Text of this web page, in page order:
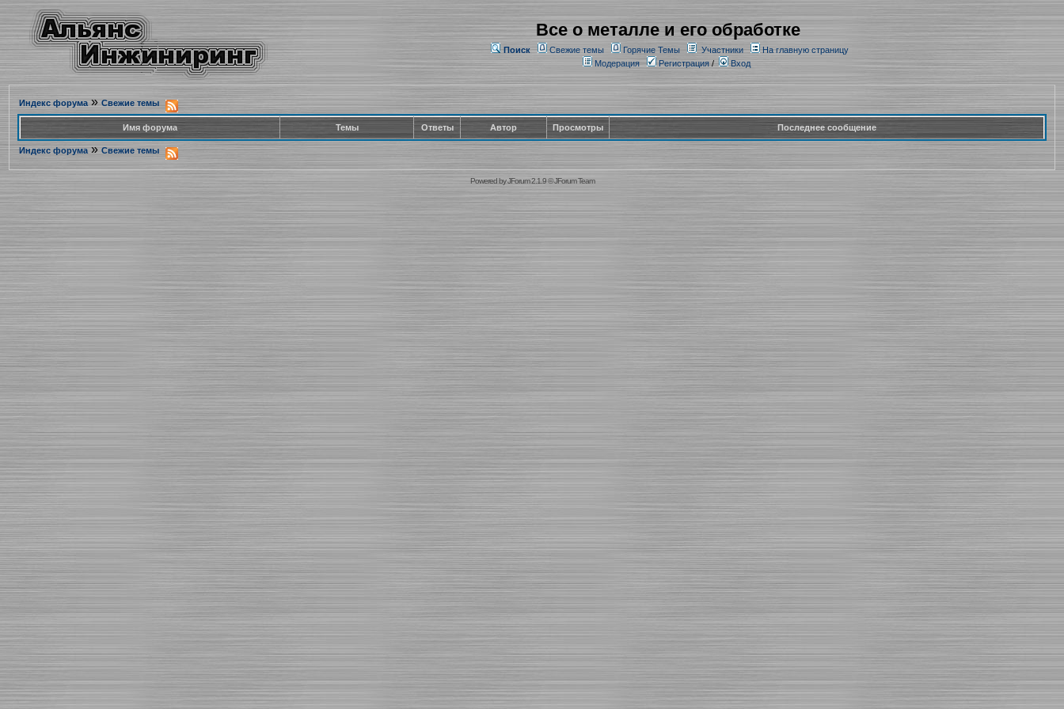
Все о металле и его обработке
Поиск Свежие темы Горячие Темы Участники
На главную страницу
Модерация
Регистрация/ Вход
Индекс форума» Свежие темы
Имя форума Темы Ответы Автор Просмотры Последнее сообщение
Индекс форума » Свежие темы
Powered byJForum 2.1.9©JForum Team